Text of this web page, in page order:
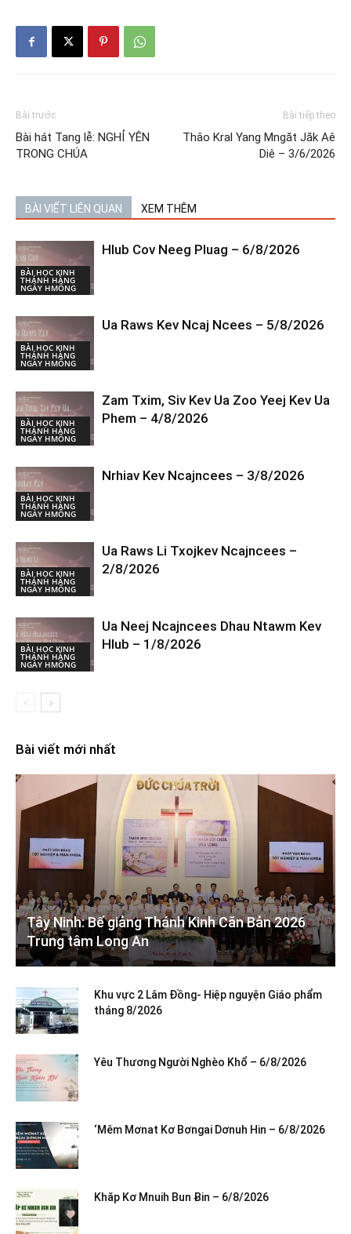
Bài trước
Bài hát Tang lễ: NGHỈ YÊN
TRONG CHÚA
Bài tiếp theo
Thâo Kral Yang Mngăt Jăk Aê
Diê – 3/6/2026
BÀI VIẾT LIÊN QUAN XEM THÊM
BÀI HỌC KINH
THÁNH HÀNG
NGÀY HMÔNG
Hlub Cov Neeg Pluag – 6/8/2026
BÀI HỌC KINH
THÁNH HÀNG
NGÀY HMÔNG
Ua Raws Kev Ncaj Ncees – 5/8/2026
BÀI HỌC KINH
THÁNH HÀNG
NGÀY HMÔNG
Zam Txim, Siv Kev Ua Zoo Yeej Kev Ua
Phem – 4/8/2026
BÀI HỌC KINH
THÁNH HÀNG
NGÀY HMÔNG
Nrhiav Kev Ncajncees – 3/8/2026
BÀI HỌC KINH
THÁNH HÀNG
NGÀY HMÔNG
Ua Raws Li Txojkev Ncajncees –
2/8/2026
BÀI HỌC KINH
THÁNH HÀNG
NGÀY HMÔNG
Ua Neej Ncajncees Dhau Ntawm Kev
Hlub – 1/8/2026
Bài viết mới nhất
Tây Ninh: Bế giảng Thánh Kinh Căn Bản 2026
Trung tâm Long An
Khu vực 2 Lâm Đồng- Hiệp nguyện Giáo phẩm
tháng 8/2026
Yêu Thương Người Nghèo Khổ – 6/8/2026
‘Mêm Mơnat Kơ Bơngai Dơnuh Hin – 6/8/2026
Khăp Kơ Mnuih Bun Ƀin – 6/8/2026